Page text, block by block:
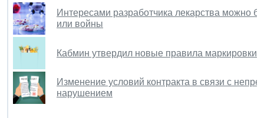
Интересами разработчика лекарства можно
или войны
Кабмин утвердил новые правила маркировки
Изменение условий контракта в связи с
нарушением